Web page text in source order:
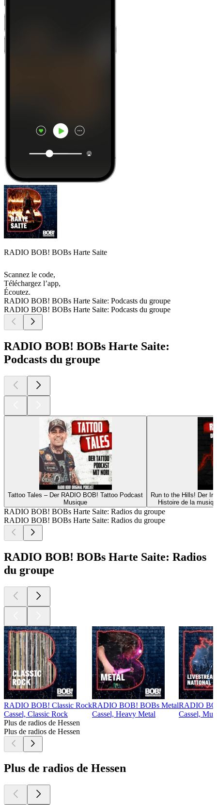
RADIO BOB! BOBs Harte Saite
Scannez le code,
Téléchargez l’app,
Écoutez.
RADIO BOB! BOBs Harte Saite: Podcasts du groupe
RADIO BOB! BOBs Harte Saite: Podcasts du groupe
RADIO BOB! BOBs Harte Saite:
Podcasts du groupe
Tattoo Tales – Der RADIO BOB! Tattoo Podcast
Musique
Run to the Hills! Der
Histoire de la
RADIO BOB! BOBs Harte Saite: Radios du groupe
RADIO BOB! BOBs Harte Saite: Radios du groupe
RADIO BOB! BOBs Harte Saite: Radios
du groupe
RADIO BOB! Classic Rock
Cassel, Classic Rock
RADIO BOB! BOBs Metal
Cassel, Heavy Metal
RADIO
Cassel,
Plus de radios de Hessen
Plus de radios de Hessen
Plus de radios de Hessen